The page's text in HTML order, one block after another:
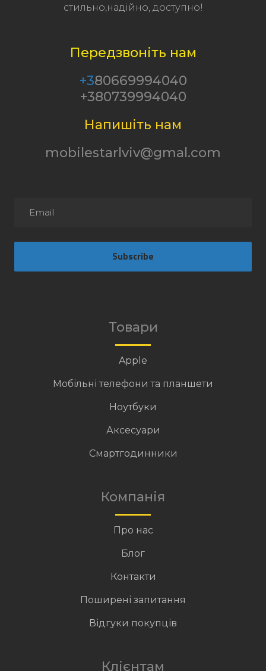
стильно,надійно, доступно!
Передзвоніть нам
+380669994040
+380739994040
Напишіть нам
mobilestarlviv@gmal.com
Subscribe
Товари
Apple
Мобільні телефони та планшети
Ноутбуки
Аксесуари
Смартгодинники
Компанія
Про нас
Блог
Контакти
Поширені запитання
Відгуки покупців
Клієнтам